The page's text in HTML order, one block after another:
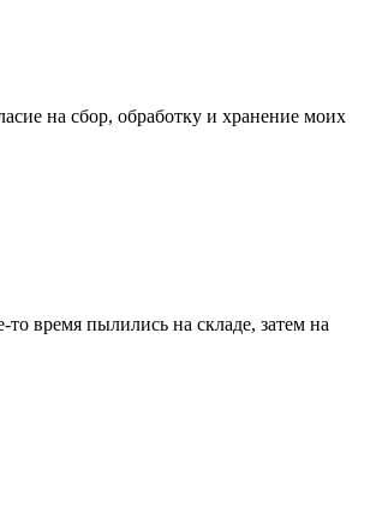
на сбор, обработку и хранение моих
время пылились на складе, затем на